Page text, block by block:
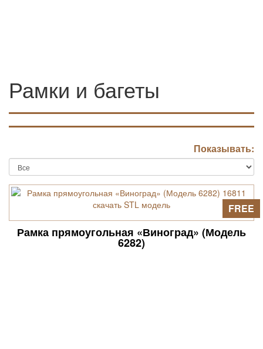
Рамки и багеты
Показывать:
Рамка прямоугольная «Виноград» (Модель
6282)
FREE